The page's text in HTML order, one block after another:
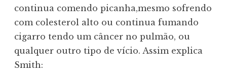
continua comendo picanha,mesmo sofrendo
com colesterol alto ou continua fumando
cigarro tendo um câncer no pulmão, ou
qualquer outro tipo de vício. Assim explica
Smith: